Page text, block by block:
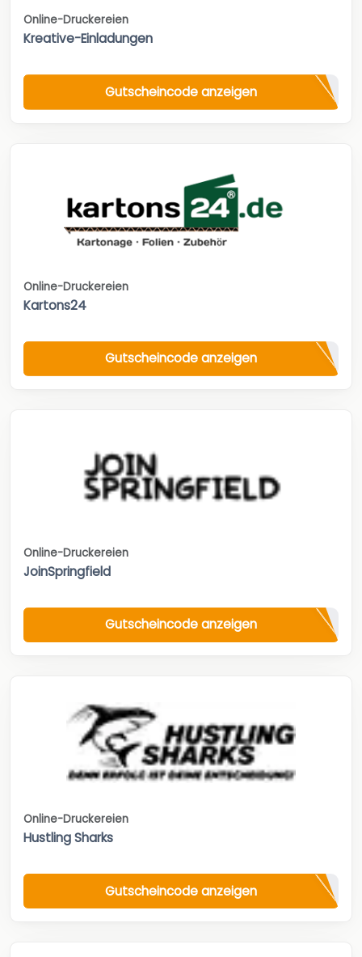
Online-Druckereien
Kreative-Einladungen
Gutscheincode anzeigen
Online-Druckereien
Kartons24
Gutscheincode anzeigen
Online-Druckereien
JoinSpringfield
Gutscheincode anzeigen
Online-Druckereien
Hustling Sharks
Gutscheincode anzeigen